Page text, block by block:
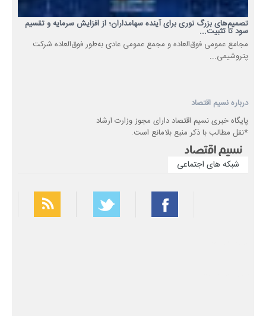
تصمیم‌های بزرگ نوری برای آینده سهامداران؛ از افزایش سرمایه و تقسیم
سود تا تثبیت...
مجامع عمومی فوق‌العاده و مجمع عمومی عادی به‌طور فوق‌العاده شرکت
پتروشیمی...
درباره نسیم اقتصاد
پایگاه خبری نسیم اقتصاد دارای مجوز وزارت ارشاد
*نقل مطالب با ذکر منبع بلامانع است.
شبکه های اجتماعی